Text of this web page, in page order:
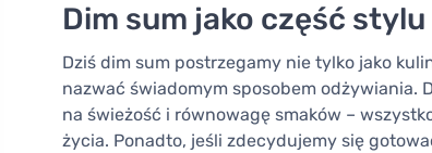
Dim sum jako część
Dziś dim sum postrzegamy nie tylko jako
nazwać świadomym sposobem odżywiania.
na świeżość i równowagę smaków –
życia. Ponadto, jeśli zdecydujemy się